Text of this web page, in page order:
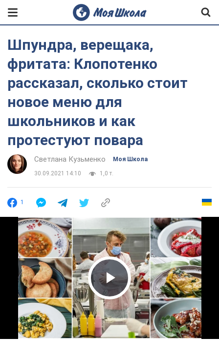
Шпундра, верещака,
фритата: Клопотенко
рассказал, сколько стоит
новое меню для
школьников и как
протестуют повара
Светлана Кузьменко Моя Школа
30.09.2021 14:10 1,0 т.
1
Play Video